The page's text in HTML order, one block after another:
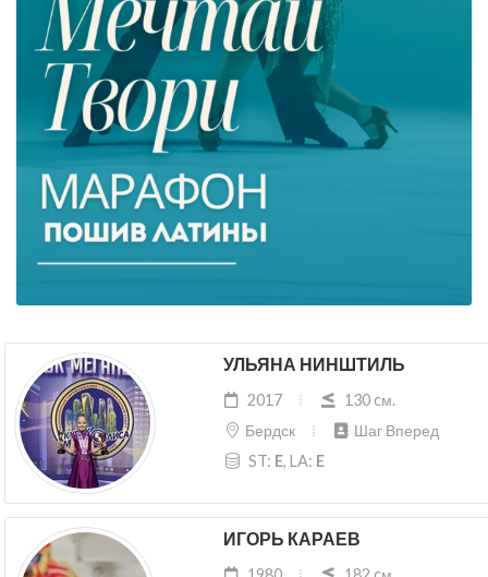
УЛЬЯНА НИНШТИЛЬ
2017
130 cм.
Бердск
Шаг Вперед
ST: E, LA: E
ИГОРЬ КАРАЕВ